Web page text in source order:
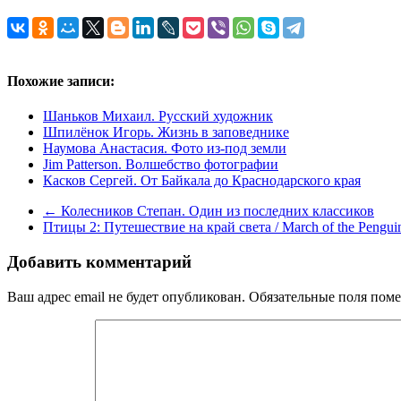
Похожие записи:
Шаньков Михаил. Русский художник
Шпилёнок Игорь. Жизнь в заповеднике
Наумова Анастасия. Фото из-под земли
Jim Patterson. Волшебство фотографии
Касков Сергей. От Байкала до Краснодарского края
← Колесников Степан. Один из последних классиков
Птицы 2: Путешествие на край света / March of the
Добавить комментарий
Ваш адрес email не будет опубликован. Обязательные поля